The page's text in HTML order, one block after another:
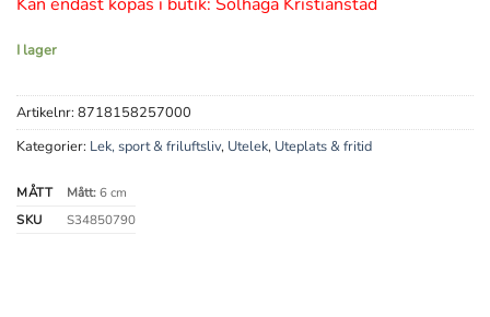
I lager
Artikelnr: 8718158257000
Kategorier: Lek, sport & friluftsliv, Utelek, Uteplats & fritid
MÅTT Mått:6 cm
SKU
S34850790